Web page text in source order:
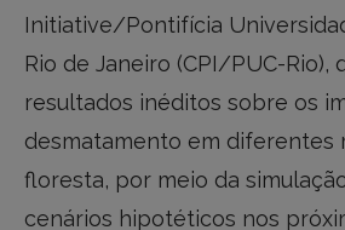
Initiative/Pontifícia
Rio de Janeiro (CPI/PUC-Rio),
resultados inéditos sobre os
desmatamento em diferentes
floresta, por meio da
cenários hipotéticos nos